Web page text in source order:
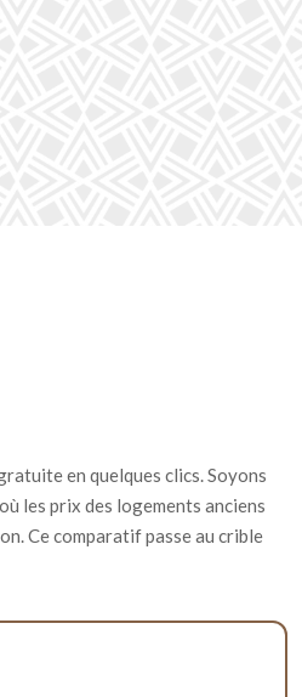
en quelques clics. Soyons
les prix des logements anciens
Ce comparatif passe au crible